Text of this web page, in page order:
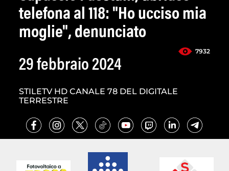
telefona al 118: "Ho ucciso mia
moglie", denunciato
7932
29 febbraio 2024
STILETV HD CANALE 78 DEL DIGITALE
TERRESTRE